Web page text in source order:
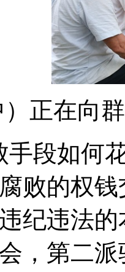
正在向
如何花
败的权
纪违法
，第二